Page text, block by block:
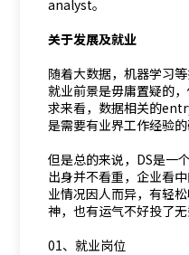
analyst。
关于发展及就业
随着大数据，机器学习
就业前景是毋庸置疑的
求来看，数据相关的
是需要有业界工作经验
但是总的来说，DS是一
出身并不看重，企业看
业情况因人而异，有轻
神，也有运气不好投了
01、就业岗位